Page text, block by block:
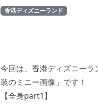
香港ディズニーランド
今回は、香港ディズニー
装のミニー画像」です！
【全身part1】